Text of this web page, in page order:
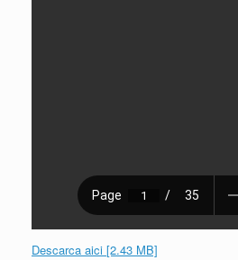
Descarca aici [2.43 MB]